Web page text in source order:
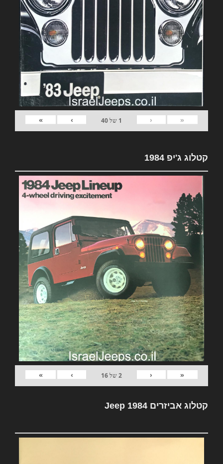
«
‹
1 של40
›
»
קטלוג ג'יפ 1984
«
‹
2של16
›
»
קטלוג אביזרים Jeep 1984